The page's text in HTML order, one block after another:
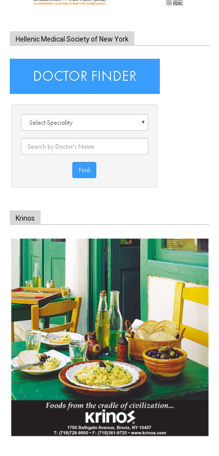
Hellenic Medical Society of New York
Krinos